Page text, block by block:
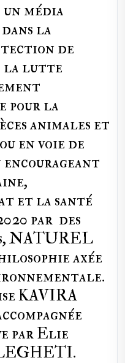
média
la
de
la lutte
pour la
animales et
en voie de
et la santé
par des
NATUREL
axée
KAVIRA
par Elie